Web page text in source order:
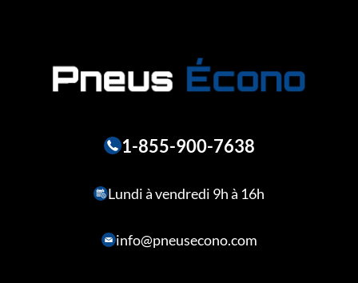
1-855-900-7638
Lundi à vendredi 9h à 16h
info@pneusecono.com